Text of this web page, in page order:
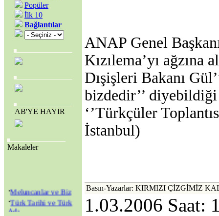
Popüler
İlk 10
Bağlantılar
AB'YE HAYIR
Makaleler
·Meluncanlar ve Biz
·Türk Tarihi ve Türk
Adı
ANAP Genel
Kızılema’yı
Dışişleri Bakanı
bizdedir’’
‘’Türkçüler
İstanbul)
Basın-Yazarlar: KIRMIZI ÇİZGİMİZ
1.03.2006 Saat: